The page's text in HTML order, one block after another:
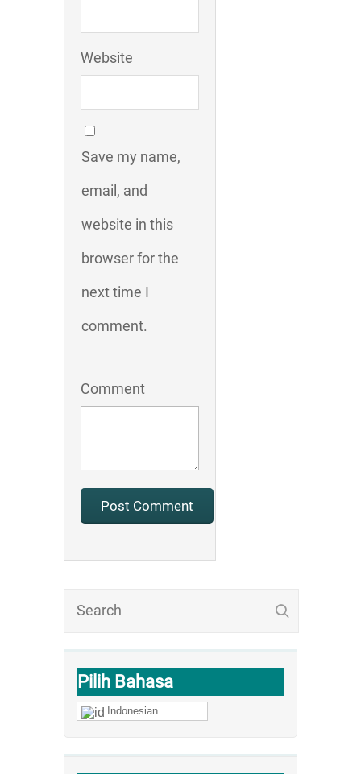
Pilih Bahasa
Indonesian
Website
Save my name,
email, and
website in this
browser for the
next time I
comment.
Comment